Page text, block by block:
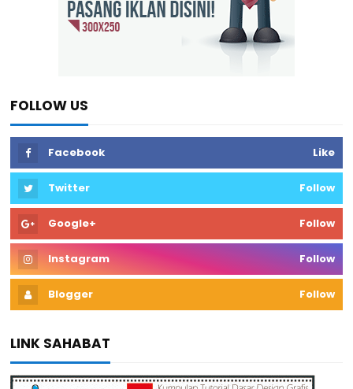
FOLLOW US
Facebook Like
Twitter Follow
Google+ Follow
Instagram Follow
Blogger Follow
LINK SAHABAT